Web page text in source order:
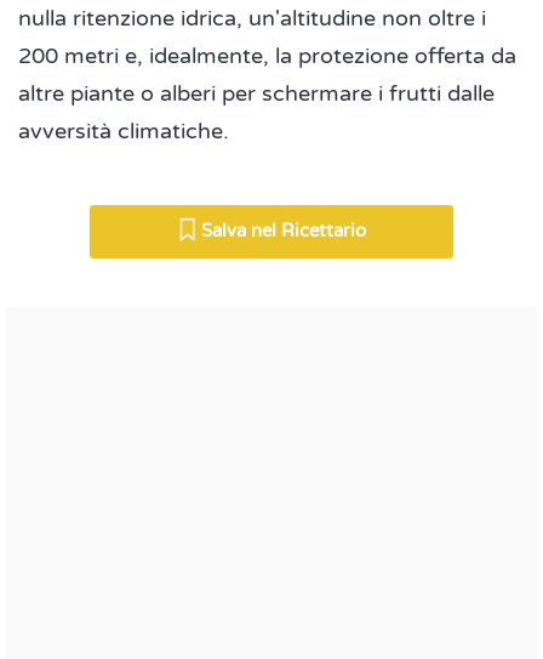
nulla ritenzione idrica, un'altitudine non oltre i
200 metri e, idealmente, la protezione offerta da
altre piante o alberi per schermare i frutti dalle
avversità climatiche.
Salva nel Ricettario